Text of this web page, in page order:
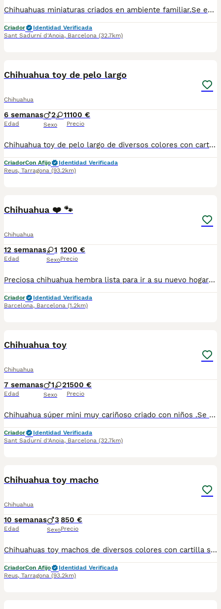
Chihuahuas miniaturas criados en ambiente familiar.Se entregan desparasitados vacunados,Para más información escribir o llamar al 682908382
Criador
Identidad Verificada
Sant Sadurní d'Anoia, Barcelona (32.7km)
Chihuahua toy de pelo largo
Chihuahua
6 semanas
Edad
2 1
Sexo
1100 €
Precio
Chihuahua toy de pelo largo de diversos colores con cartilla sanitaria vacuna chip desparasitación con garantía víricas y congenitas
CriadorCon Afijo
Identidad Verificada
Reus, Tarragona (93.2km)
Chihuahua ❤️ 🐾
Chihuahua
12 semanas
Edad
1
Sexo
1200 €
Precio
Preciosa chihuahua hembra lista para ir a su nuevo hogar llena de energía muy alegre y cariñosa.Se entrega con su cartilla de vacunacion y desparacion correspondiente a su edad. Todos nuestros cachorros estan criados en ambiente familiar con mucho amor y mucha dedicación.
Criador
Identidad Verificada
Barcelona, Barcelona (1.2km)
Chihuahua toy
Chihuahua
7 semanas
Edad
1 2
Sexo
1500 €
Precio
Chihuahua súper mini muy cariñoso criado con niños .Se entrega vacunado y desparasitado para más información escribir o llamar al 682908382
Criador
Identidad Verificada
Sant Sadurní d'Anoia, Barcelona (32.7km)
Chihuahua toy macho
Chihuahua
10 semanas
Edad
3
Sexo
850 €
Precio
Chihuahuas toy machos de diversos colores con cartilla sanitaria vacuna chip desparasitación con garantía víricas y congenitas
CriadorCon Afijo
Identidad Verificada
Reus, Tarragona (93.2km)